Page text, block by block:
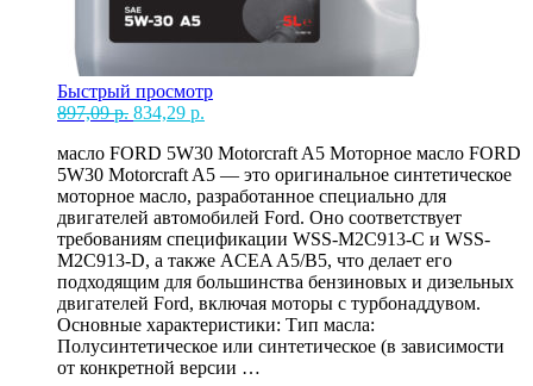
Быстрый просмотр
897,09р. Первоначальная
составляла
897,09 р..
834,29 р.
834,29 р..
масло FORD 5W30 Motorcraft A5 Моторное масло FORD
5W30 Motorcraft A5 — это оригинальное синтетическое
моторное масло, разработанное специально для
двигателей автомобилей Ford. Оно соответствует
требованиям спецификации WSS-M2C913-C и WSS-
M2C913-D, а также ACEA A5/B5, что делает его
подходящим для большинства бензиновых и дизельных
двигателей Ford, включая моторы с турбонаддувом.
Основные характеристики: Тип масла:
Полусинтетическое или синтетическое (в зависимости
от конкретной версии …